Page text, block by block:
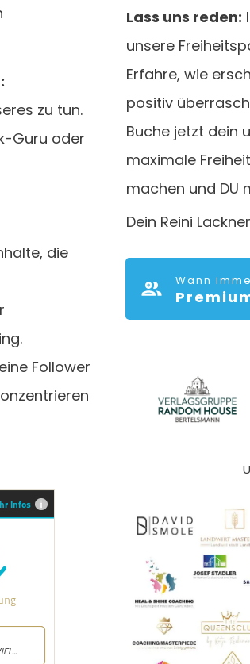
zu tun.
Guru oder
die
Follower
Lass uns reden:
unsere
Erfahre, wie
positiv
Buche jetzt dein
maximale
machen und DU
Dein Reini Lackner
Wann